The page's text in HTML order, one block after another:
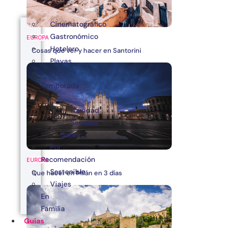
EUROPA
Cosas que ver y hacer en Santorini
EUROPA
Que hacer en Milán en 3 días
Cinematográfico
Gastronómico
Hotelero
Playas
Por
Temporada
Navidad
Semana
Santa
Por
Recomendación
Sostenible
Viajes
En
Familia
Guías